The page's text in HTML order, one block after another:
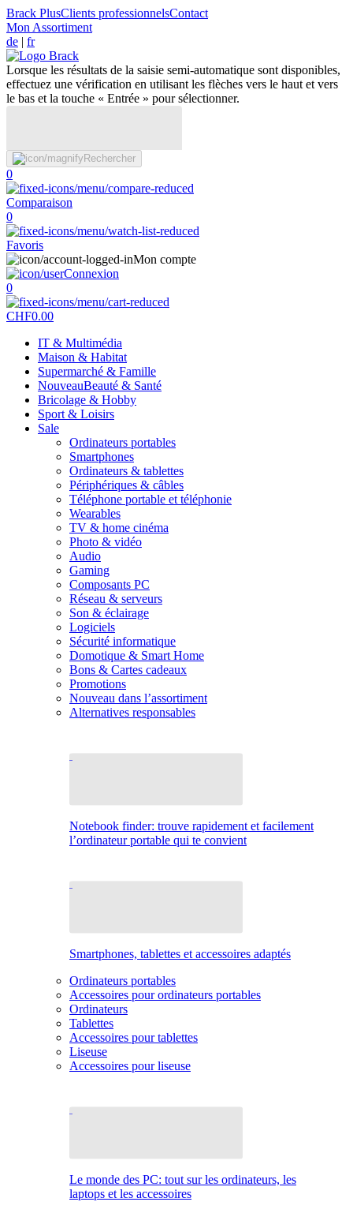
Brack PlusClients professionnelsContact
Mon Assortiment
de | fr
Lorsque les résultats de la saisie semi-automatique sont disponibles,
effectuez une vérification en utilisant les flèches vers le haut et vers
le bas et la touche « Entrée » pour sélectionner.
Rechercher
0
Comparaison
0
Favoris
Mon compte
Connexion
0
CHF0.00
IT & Multimédia
Maison & Habitat
Supermarché & Famille
NouveauBeauté & Santé
Bricolage & Hobby
Sport & Loisirs
Sale
Ordinateurs portables
Smartphones
Ordinateurs & tablettes
Périphériques & câbles
Téléphone portable et téléphonie
Wearables
TV & home cinéma
Photo & vidéo
Audio
Gaming
Composants PC
Réseau & serveurs
Son & éclairage
Logiciels
Sécurité informatique
Domotique & Smart Home
Bons & Cartes cadeaux
Promotions
Nouveau dans l’assortiment
Alternatives responsables
Notebook finder: trouve rapidement et facilement
l’ordinateur portable qui te convient
Smartphones, tablettes et accessoires adaptés
Ordinateurs portables
Accessoires pour ordinateurs portables
Ordinateurs
Tablettes
Accessoires pour tablettes
Liseuse
Accessoires pour liseuse
Le monde des PC: tout sur les ordinateurs, les
laptops et les accessoires